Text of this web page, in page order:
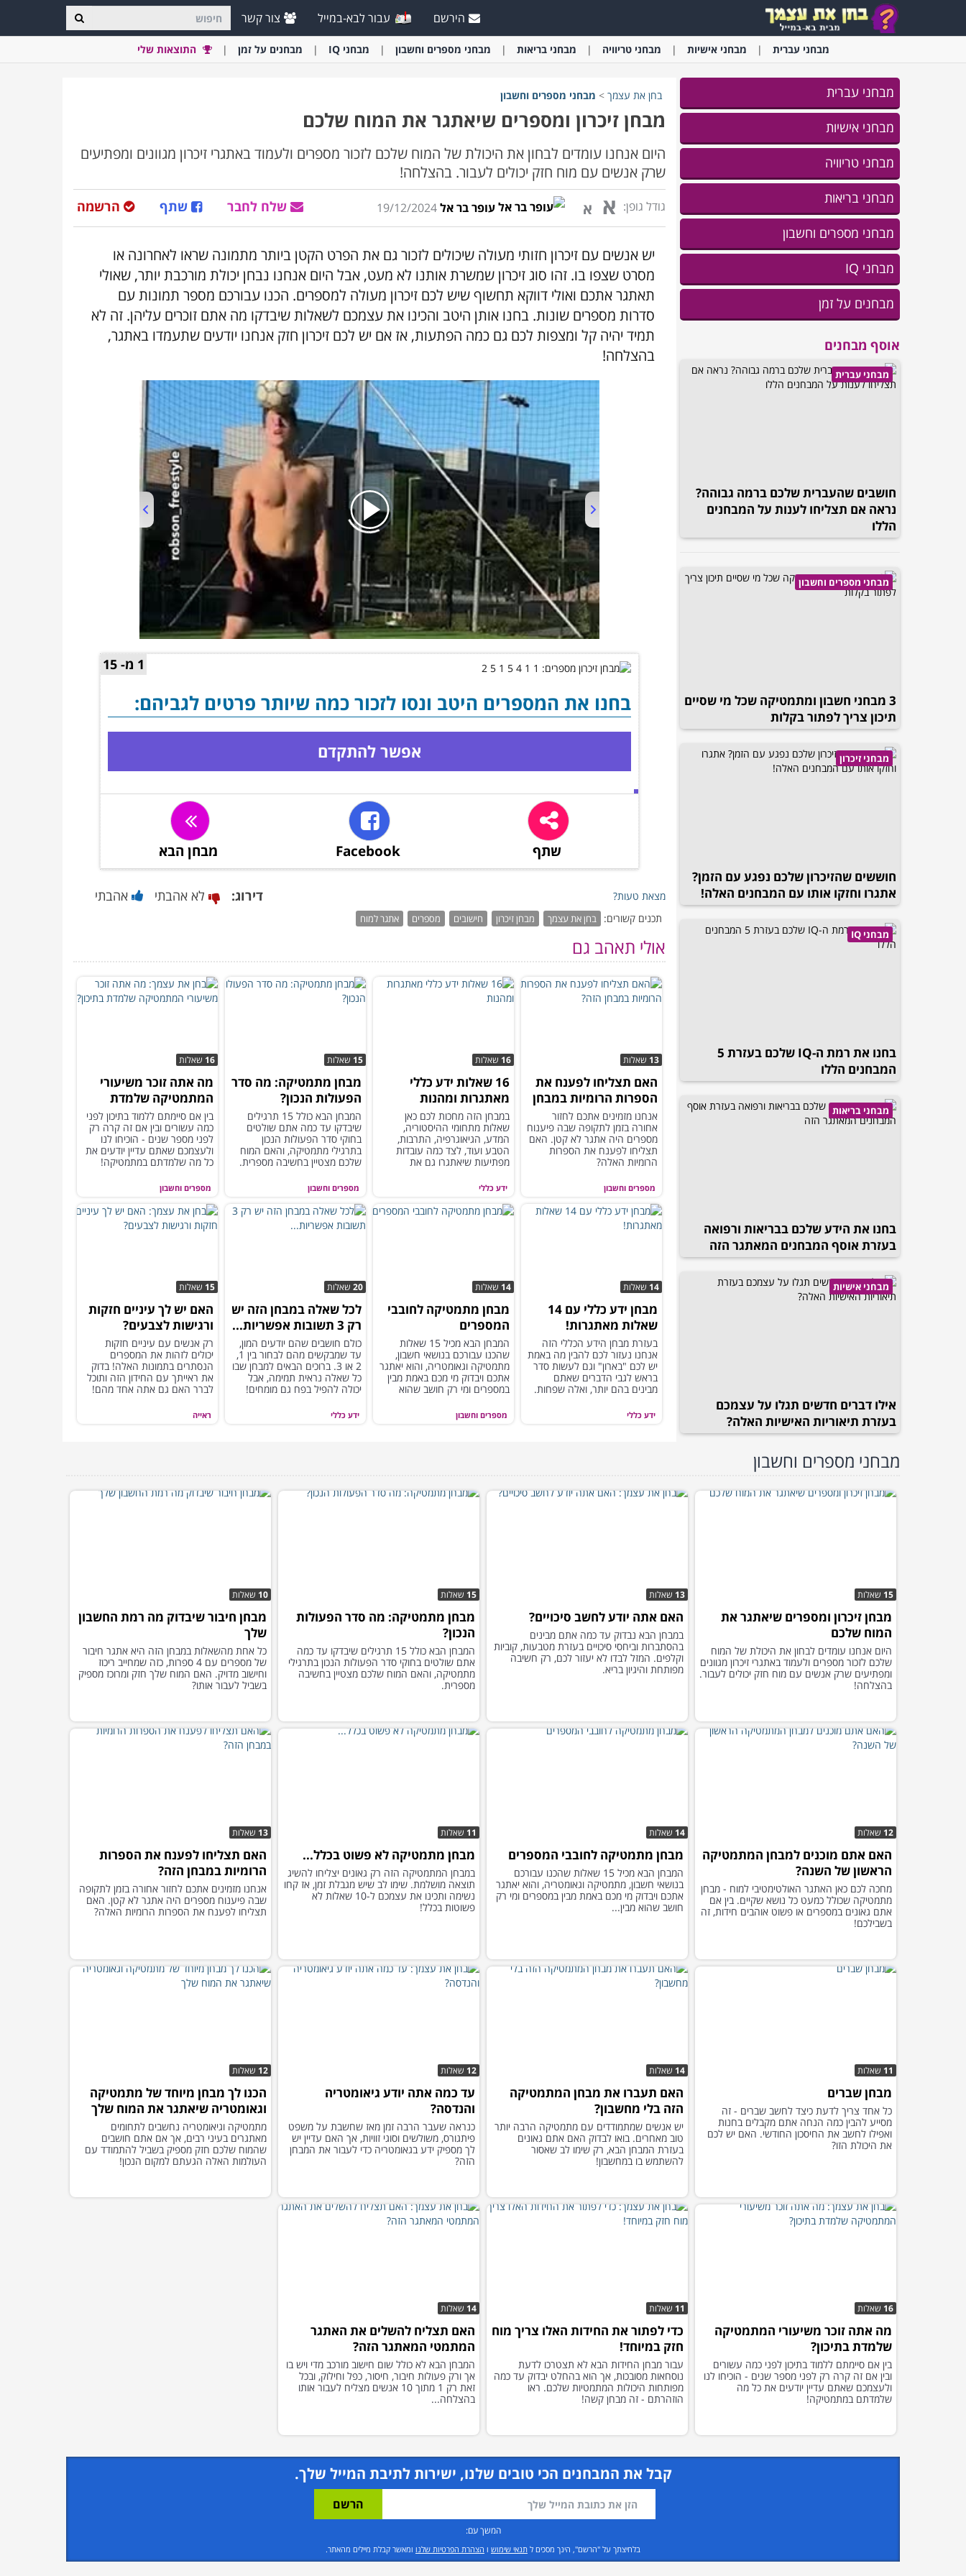
הירשם עבור לבא-במייל צור קשר
מבחני עברית מבחני אישיות מבחני טריוויה מבחני בריאות מבחני מספרים וחשבון מבחני IQ מבחנים על זמן התוצאות שלי
מבחני עברית
מבחני אישיות
מבחני טריוויה
מבחני בריאות
מבחני מספרים וחשבון
מבחני IQ
מבחנים על זמן
אוסף מבחנים
מבחני עברית
חושבים שהעברית שלכם ברמה גבוהה?
נראה אם תצליחו לענות על המבחנים
הללו
מבחני מספרים וחשבון
3 מבחני חשבון ומתמטיקה שכל מי שסיים
תיכון צריך לפתור בקלות
מבחני זיכרון
חוששים שהזיכרון שלכם נפגע עם הזמן?
אתגרו וחזקו אותו עם המבחנים האלה!
מבחני IQ
בחנו את רמת ה-IQ שלכם בעזרת 5
המבחנים הללו
מבחני בריאות
בחנו את הידע שלכם בבריאות ורפואה
בעזרת אוסף המבחנים המאתגר הזה
מבחני אישיות
אילו דברים חדשים תגלו על עצמכם
בעזרת תיאוריות האישיות האלה?
בחן את עצמך > מבחני מספרים וחשבון
מבחן זיכרון ומספרים שיאתגר את המוח שלכם
היום אנחנו עומדים לבחון את היכולת של המוח שלכם לזכור מספרים ולעמוד באתגרי זיכרון מגוונים ומפתיעים
שרק אנשים עם מוח חזק יכולים לעבור. בהצלחה!
גודל גופן: א א עופר בר אל19/12/2024 הרשמה שתף שלח לחבר
יש אנשים עם זיכרון חזותי מעולה שיכולים לזכור גם את הפרט הקטן ביותר מתמונה שראו לאחרונה או
מסרט שצפו בו. זהו סוג זיכרון שמשרת אותנו לא מעט, אבל היום אנחנו נבחן יכולת מורכבת יותר, שאולי
תאתגר אתכם ואולי דווקא תחשוף שיש לכם זיכרון מעולה למספרים. הכנו עבורכם מספר תמונות עם
סדרות מספרים שונות. בחנו אותן היטב והכינו את עצמכם לשאלות שיבדקו מה אתם זוכרים עליהן. זה לא
תמיד יהיה קל ומצפות לכם גם כמה הפתעות, אז אם יש לכם זיכרון חזק אנחנו יודעים שתעמדו באתגר,
בהצלחה!
00:00 /01:05
1 מ- 15
בחנו את המספרים היטב ונסו לזכור כמה שיותר פרטים לגביהם:
אפשר להתקדם
שתף Facebook מבחן הבא
מצאת טעות? דירוג: לא אהבתי אהבתי
תכנים קשורים: בחן את עצמך מבחן זיכרון חישובים מספרים אתגר למוח
אולי תאהב גם
מספרים וחשבון
13 שאלות
האם תצליחו לפענח את
הספרות הרומיות במבחן
הזה?
אנחנו מזמינים אתכם לחזור
אחורה בזמן לתקופה שבה פיענוח
מספרים היה אתגר לא קטן. האם
תצליחו לפענח את הספרות
הרומיות האלה?
ידע כללי
16 שאלות
16 שאלות ידע כללי
מאתגרות ומהנות
במבחן הזה מחכות לכם כאן
שאלות מתחומי ההיסטוריה,
המדע, הגיאוגרפיה, התרבות,
הטבע ועוד, לצד כמה עובדות
מפתיעות שיאתגרו גם את
מספרים וחשבון
15 שאלות
מבחן מתמטיקה: מה סדר
הפעולות הנכון?
המבחן הבא כולל 15 תרגילים
שיבדקו עד כמה אתם שולטים
בחוקי סדר הפעולות הנכון
בתרגילי מתמטיקה, והאם המוח
שלכם מצטיין בחשיבה מספרית.
מספרים וחשבון
16 שאלות
מה אתה זוכר משיעורי
המתמטיקה שלמדת
בתיכון?
בין אם סיימתם ללמוד בתיכון לפני
כמה עשורים ובין אם זה קרה רק
לפני מספר שנים - הוכיחו לנו
ולעצמכם שאתם עדיין יודעים את
כל מה שלמדתם במתמטיקה!
ידע כללי
14 שאלות
מבחן ידע כללי עם 14
שאלות מאתגרות!
בעזרת מבחן הידע הכללי הזה
אנחנו נעזור לכם להבין מה באמת
יש לכם "בארון" וגם לעשות סדר
בראש לגבי הדברים שאתם
מבינים בהם יותר, ואלה שפחות.
מספרים וחשבון
14 שאלות
מבחן מתמטיקה לחובבי
המספרים
המבחן הבא מכיל 15 שאלות
שהכנו עבורכם בנושאי חשבון,
מתמטיקה וגאומטריה, והוא יאתגר
אתכם ויבדוק מי מכם באמת מבין
במספרים ומי רק חושב שהוא
ידע כללי
20שאלות
לכל שאלה במבחן הזה יש
רק 3 תשובות אפשריות...
כולם חושבים שהם יודעים המון,
עד שמבקשים מהם לבחור בין 1,
2 או 3. ברוכים הבאים למבחן שבו
כל שאלה נראית תמימה, אבל
יכולה להפיל בפח גם מומחים!
ראייה
15 שאלות
האם יש לך עיניים חזקות
ורגישות לצבעים?
רק אנשים עם עיניים חזקות
יכולים לזהות את המספרים
הנסתרים בתמונות האלה! בדוק
את ראייתך עם החידון הזה ותוכל
לברר האם גם אתה אחד מהם!
מבחני מספרים וחשבון
15 שאלות
מבחן זיכרון ומספרים שיאתגר את
המוח שלכם
היום אנחנו עומדים לבחון את היכולת של המוח
שלכם לזכור מספרים ולעמוד באתגרי זיכרון מגוונים
ומפתיעים שרק אנשים עם מוח חזק יכולים לעבור.
בהצלחה!
13 שאלות
האם אתה יודע לחשב סיכויים?
במבחן הבא נבדוק עד כמה אתם מבינים
בהסתברות וביחסי סיכויים בעזרת מטבעות, קוביות
וקלפים. המזל לבדו לא יעזור לכם, רק חשיבה
מפותחת והיגיון בריא.
15 שאלות
מבחן מתמטיקה: מה סדר הפעולות
הנכון?
המבחן הבא כולל 15 תרגילים שיבדקו עד כמה
אתם שולטים בחוקי סדר הפעולות הנכון בתרגילי
מתמטיקה, והאם המוח שלכם מצטיין בחשיבה
מספרית.
10 שאלות
מבחן חיבור שיבדוק מה רמת החשבון
שלך
כל אחת מהשאלות במבחן הזה היא אתגר חיבור
של מספרים עם 4 ספרות, כזה שמחייב ריכוז
וחישוב מדויק. האם המוח שלך חזק ומרוכז מספיק
בשביל לעבור אותו?
12 שאלות
האם אתם מוכנים למבחן המתמטיקה
הראשון של השנה?
מחכה לכם כאן האתגר האולטימטיבי למוח - מבחן
מתמטיקה שכולל כמעט כל נושא שקיים. בין אם
אתם גאונים במספרים או פשוט אוהבים חידות, זה
בשבילכם!
14 שאלות
מבחן מתמטיקה לחובבי המספרים
המבחן הבא מכיל 15 שאלות שהכנו עבורכם
בנושאי חשבון, מתמטיקה וגאומטריה, והוא יאתגר
אתכם ויבדוק מי מכם באמת מבין במספרים ומי רק
חושב שהוא מבין...
11 שאלות
מבחן מתמטיקה לא פשוט בכלל...
במבחן המתמטיקה הזה רק גאונים יצליחו להשיג
תוצאה מושלמת. שימו לב שיש מגבלת זמן, אז קחו
נשימה ותכינו את עצמכם ל-10 שאלות לא
פשוטות בכלל!
13 שאלות
האם תצליחו לפענח את הספרות
הרומיות במבחן הזה?
אנחנו מזמינים אתכם לחזור אחורה בזמן לתקופה
שבה פיענוח מספרים היה אתגר לא קטן. האם
תצליחו לפענח את הספרות הרומיות האלה?
11 שאלות
מבחן שברים
כל אחד צריך לדעת כיצד לחשב שברים - זה
מסייע להבין כמה הנחה אתם מקבלים בחנות
ואפילו לחשב את החיסכון החודשי. האם יש לכם
את היכולת הזו?
14 שאלות
האם תעברו את מבחן המתמטיקה
הזה בלי מחשבון?
יש אנשים שמתמודדים עם מתמטיקה הרבה יותר
טוב מאחרים. בואו לבדוק האם אתם גאונים
בעזרת המבחן הבא, רק שימו לב שאסור
להשתמש בו במחשבון!
12 שאלות
עד כמה אתה יודע גיאומטריה
והנדסה?
כנראה שעבר הרבה זמן מאז שחשבת על משפט
פיתגורס, משולשים וסוגי זוויות, אך האם עדיין יש
לך מספיק ידע בגאומטריה כדי לעבור את המבחן
הזה?
12 שאלות
הכנו לך מבחן מיוחד של מתמטיקה
וגאומטריה שיאתגר את המוח שלך
מתמטיקה וגיאומטריה נחשבים לתחומים
מאתגרים בעיני רבים, אך אם אתם חושבים
שהמוח שלכם חזק מספיק בשביל להתמודד עם
העולמות האלה הגעתם למקום הנכון!
16 שאלות
מה אתה זוכר משיעורי המתמטיקה
שלמדת בתיכון?
בין אם סיימתם ללמוד בתיכון לפני כמה עשורים
ובין אם זה קרה רק לפני מספר שנים - הוכיחו לנו
ולעצמכם שאתם עדיין יודעים את כל מה
שלמדתם במתמטיקה!
11 שאלות
כדי לפתור את החידות האלו צריך מוח
חזק במיוחד!
עבור מבחן החידות הבא לא תצטרכו לדעת
נוסחאות מסובכות, אך הוא בהחלט יבדוק עד כמה
מפותחות היכולות המתמטיות שלכם. ראו
הוזהרתם - זה מבחן קשה!
14 שאלות
האם תצליח להשלים את האתגר
המתמטי המאתגר הזה?
המבחן הבא לא כולל שום חישוב מורכב מדי ויש בו
אך ורק פעולות חיבור, חיסור, כפל וחילוק, ובכל
זאת רק 1 מתוך 10 אנשים מצליח לעבור אותו
בהצלחה...
קבל את המבחנים הכי טובים שלנו, ישירות לתיבת המייל שלך.
המשך עם:
בלחיצתך על "הרשם", הינך מסכים ל תנאי שימוש ו הצהרת הפרטיות שלנו ומאשר קבלת מיילים מהאתר.